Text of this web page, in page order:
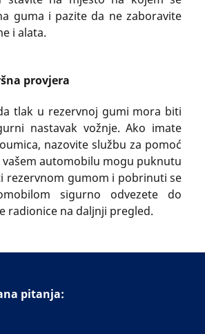
guma i pazite da ne zaboravite
i alata.
provjera
tlak u rezervnoj gumi mora biti
nastavak vožnje. Ako imate
nazovite službu za pomoć
vašem automobilu mogu puknutu
rezervnom gumom i pobrinuti se
sigurno odvezete do
radionice na daljnji pregled.
pitanja: